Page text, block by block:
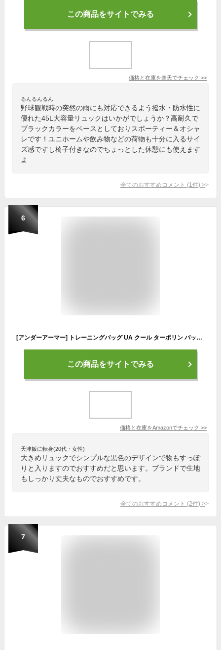
この商品をサイトでみる
価格と在庫を楽天でチェック >>
るんるんるん
野球観戦時の突然の雨にも対応できるよう撥水・防水性に
優れた45L大容量リュックはいかがでしょうか？高耐久で
ブラックカラーをベースとしておりスポーティー＆オシャ
レです！ユニホームや飲み物などの荷物も十分に入るサイ
ズ感ですし椅子付きなのでちょっとした休憩にも使えます
よ
全てのおすすめコメント (1 件) >
6
[アンダーアーマー] トレーニングバッグ UA クール ターポリン バックパック 3.0 27L Black / /
この商品をサイトでみる
価格と在庫をAmazonでチェック >>
天津飯に転身(20代・女性)
大きめリュックでシンプルな黒色のデザインで物もすっぽ
りと入りますのでおすすめだと思います。ブランドで生地
もしっかり丈夫なものでおすすめです。
全てのおすすめコメント (2件) >
7